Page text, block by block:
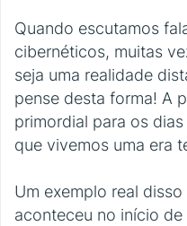
Quando escutamos
cibernéticos, muitas
seja uma realidade
pense desta forma! A
primordial para os
que vivemos uma era
Um exemplo real
aconteceu no início de